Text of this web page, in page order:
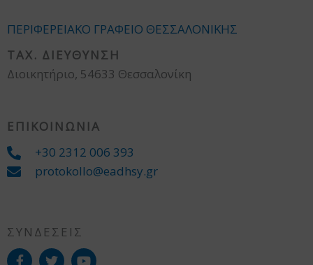
ΠΕΡΙΦΕΡΕΙΑΚΟ ΓΡΑΦΕΙΟ ΘΕΣΣΑΛΟΝΙΚΗΣ
ΤΑΧ. ΔΙΕΥΘΥΝΣΗ
Διοικητήριο, 54633 Θεσσαλονίκη
ΕΠΙΚΟΙΝΩΝΙΑ
+30 2312 006 393
protokollo@eadhsy.gr
ΣΥΝΔΕΣΕΙΣ